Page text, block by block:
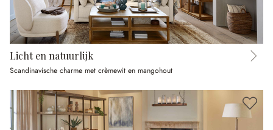
Licht en natuurlijk
Scandinavische charme met crèmewit en mangohout